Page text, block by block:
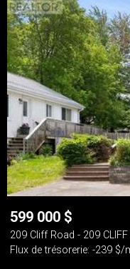
599 000 $
209 Cliff Road - 209
Flux de trésorerie: -239 $/